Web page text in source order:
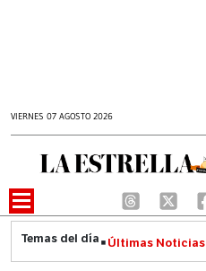
VIERNES 07 AGOSTO 2026
Últimas Noticias